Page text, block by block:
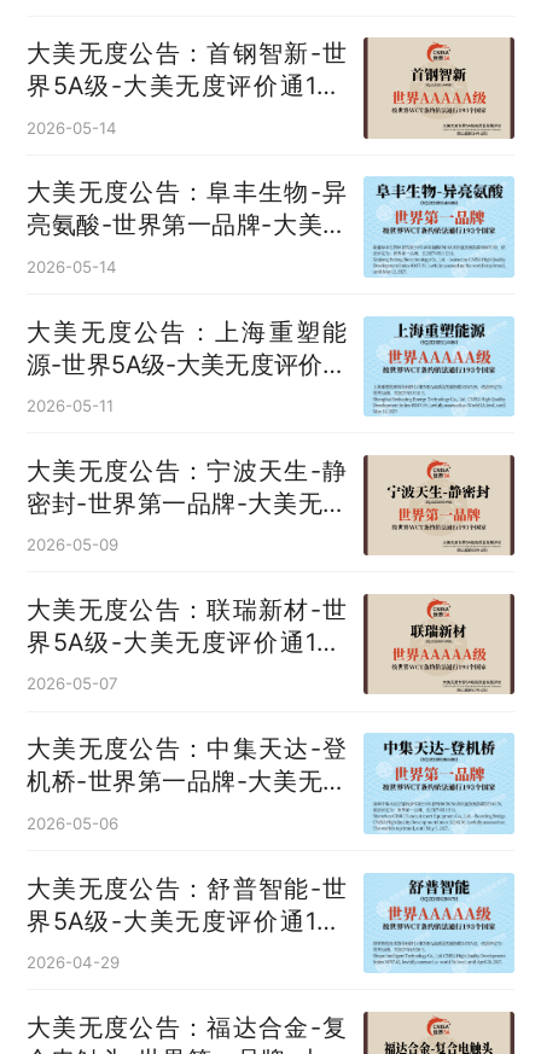
大美无度公告：首钢智新-世
界5A级-大美无度评价通193
国
2026-05-14
大美无度公告：阜丰生物-异
亮氨酸‌-世界第一品牌-大美无
度评价通193国
2026-05-14
大美无度公告：上海重塑能
源-世界5A级-大美无度评价通
193国
2026-05-11
大美无度公告：宁波天生-静
密封‌-世界第一品牌-大美无度
评价通193国
2026-05-09
大美无度公告：联瑞新材-世
界5A级-大美无度评价通193
国
2026-05-07
大美无度公告：中集天达-登
机桥‌-世界第一品牌-大美无度
评价通193国
2026-05-06
大美无度公告：舒普智能-世
界5A级-大美无度评价通193
国
2026-04-29
大美无度公告：福达合金-复